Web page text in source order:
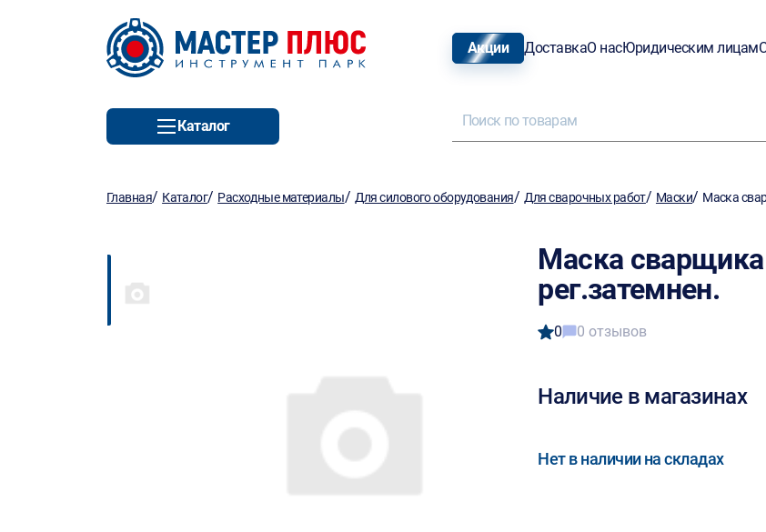
Акции ДоставкаО насЮридическим лицам
Каталог
Главная/ Каталог/ Расходные материалы/ Для силового оборудования/ Для сварочных работ/ Маски/ Маска
Маска
рег.затемнен.
0 0 отзывов
Наличие в магазинах
Нет в наличии на складах